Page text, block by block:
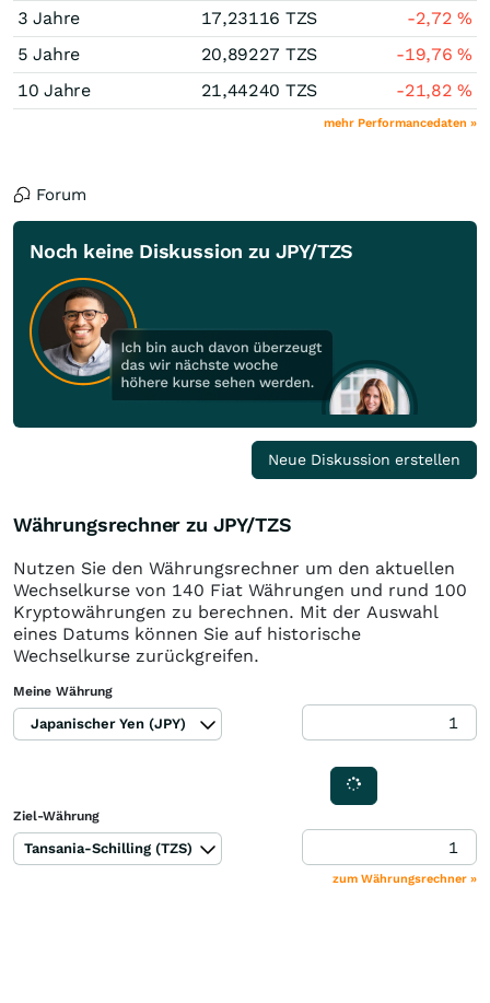
3 Jahre 17,23116 TZS -2,72%
5 Jahre
20,89227 TZS -19,76%
10 Jahre
21,44240 TZS -21,82%
mehr Performancedaten »
Forum
Noch keine Diskussion zu JPY/TZS
Neue Diskussion erstellen
Währungsrechner zu JPY/TZS
Nutzen Sie den Währungsrechner um den aktuellen
Wechselkurse von 140 Fiat Währungen und rund 100
Kryptowährungen zu berechnen. Mit der Auswahl
eines Datums können Sie auf historische
Wechselkurse zurückgreifen.
Meine Währung
Japanischer Yen (JPY)
Ziel-Währung
Tansania-Schilling (TZS)
zum Währungsrechner »